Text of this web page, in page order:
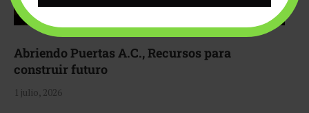
Abriendo Puertas A.C., Recursos para
construir futuro
1 julio, 2026